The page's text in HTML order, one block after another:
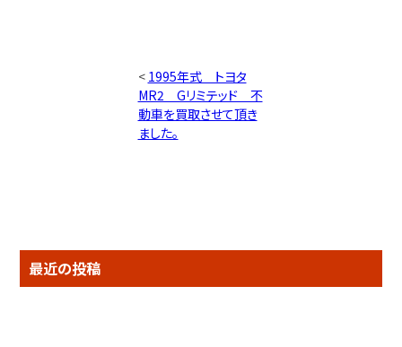
< 1995年式 トヨタ
MR2 Gリミテッド 不
動車を買取させて頂き
ました。
最近の投稿